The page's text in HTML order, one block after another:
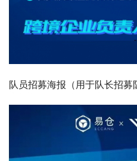
队员招募海报（用于队长招募